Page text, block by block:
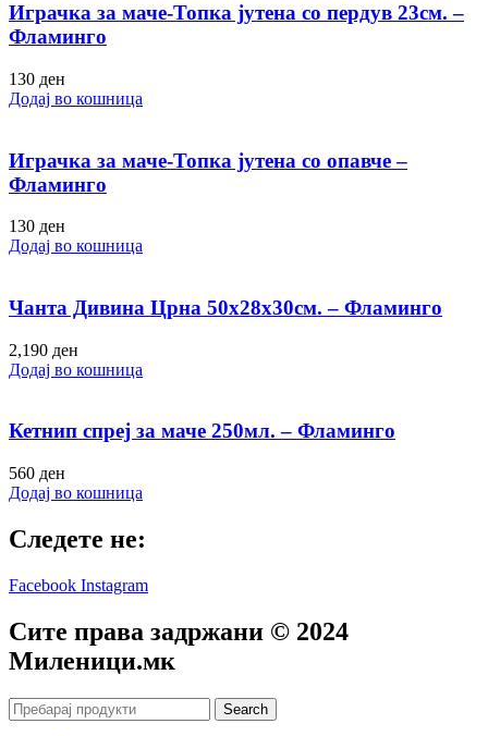
Играчка за маче-Топка јутена со пердув 23см. –
Фламинго
130 ден
Додај во кошница
Играчка за маче-Топка јутена со опавче –
Фламинго
130 ден
Додај во кошница
Чанта Дивина Црна 50х28х30см. – Фламинго
2,190 ден
Додај во кошница
Кетнип спреј за маче 250мл. – Фламинго
560 ден
Додај во кошница
Следете не:
Facebook Instagram
Сите права задржани © 2024
Mиленици.мк
Search